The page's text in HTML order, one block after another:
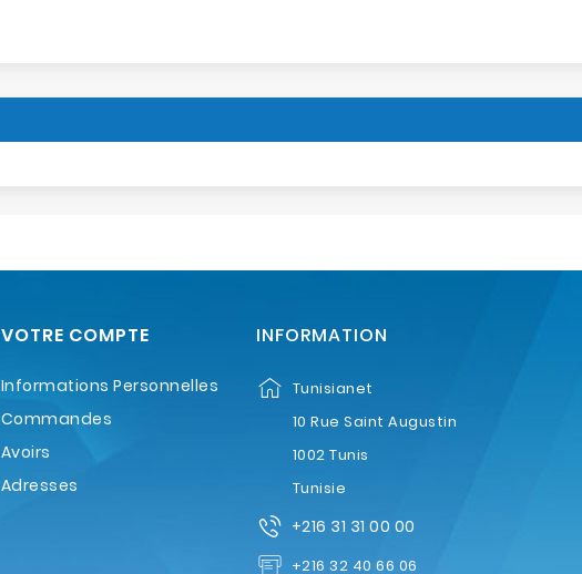
VOTRE COMPTE
Informations Personnelles
Commandes
Avoirs
Adresses
INFORMATION
Tunisianet
10 Rue Saint Augustin
1002 Tunis
Tunisie
+216 31 31 00 00
+216 32 40 66 06